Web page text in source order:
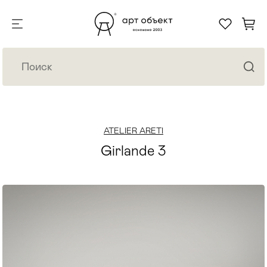
ATELIER ARETI
Girlande 3